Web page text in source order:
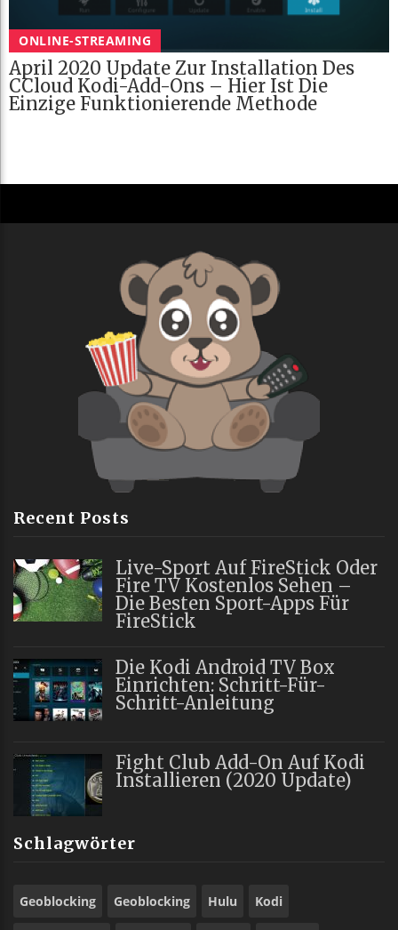
ONLINE-STREAMING
April 2020 Update Zur Installation Des
CCloud Kodi-Add-Ons – Hier Ist Die
Einzige Funktionierende Methode
Recent Posts
Live-Sport Auf FireStick Oder
Fire TV Kostenlos Sehen –
Die Besten Sport-Apps Für
FireStick
Die Kodi Android TV Box
Einrichten: Schritt-Für-
Schritt-Anleitung
Fight Club Add-On Auf Kodi
Installieren (2020 Update)
Schlagwörter
Geoblocking Geoblocking Hulu Kodi